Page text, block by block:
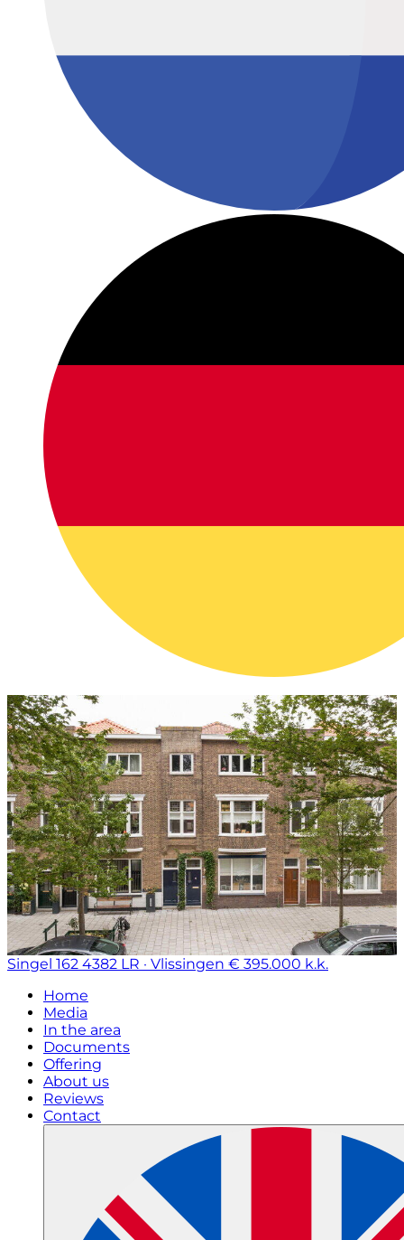
Singel 162 4382 LR · Vlissingen € 395.000 k.k.
Home
Media
In the area
Documents
Offering
About us
Reviews
Contact